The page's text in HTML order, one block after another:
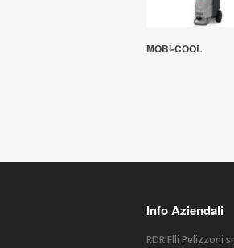
MOBI-COOL
Info Aziendali
RDR Flli Pelizzoni